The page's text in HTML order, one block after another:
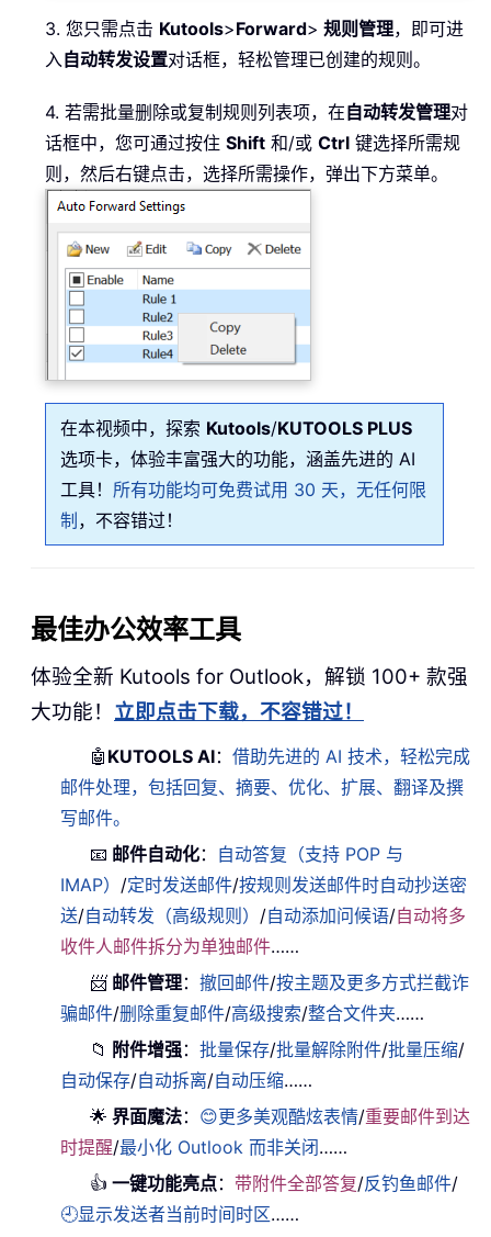
3. 您只需点击 Kutools>Forward> 规则管理，即可进
入自动转发设置对话框，轻松管理已创建的规则。
4. 若需批量删除或复制规则列表项，在自动转发管理对
话框中，您可通过按住 Shift 和/或 Ctrl 键选择所需规
则，然后右键点击，选择所需操作，弹出下方菜单。
在本视频中，探索 Kutools/KUTOOLS PLUS
选项卡，体验丰富强大的功能，涵盖先进的 AI
工具！ 所有功能均可免费试用 30 天，无任何限
制 ，不容错过！
最佳办公效率工具
体验全新 Kutools for Outlook，解锁 100+ 款强
大功能！ 立即点击下载，不容错过！
🤖 KUTOOLS AI：借助先进的 AI 技术，轻松完成
邮件处理，包括回复、摘要、优化、扩展、翻译及撰
写邮件。
📧 邮件自动化： 自动答复（支持 POP 与
IMAP） /定时发送邮件/按规则发送邮件时自动抄送密
送/自动转发（高级规则） /自动添加问候语/自动将多
收件人邮件拆分为单独邮件……
📨 邮件管理：撤回邮件/按主题及更多方式拦截诈
骗邮件/删除重复邮件/高级搜索/整合文件夹……
📁 附件增强：批量保存/批量解除附件/批量压缩/
自动保存/自动拆离/自动压缩……
🌟 界面魔法： 😊更多美观酷炫表情/重要邮件到达
时提醒/最小化 Outlook 而非关闭……
👍 一键功能亮点：带附件全部答复/反钓鱼邮件/
🕘显示发送者当前时间时区……